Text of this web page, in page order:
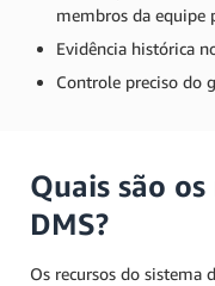
membros da equipe
Evidência histórica
Controle preciso do
Quais são
DMS?
Os recursos do sistema